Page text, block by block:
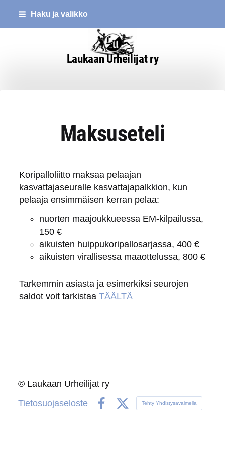
Siirry
Haku ja valikko
Laukaan Urheilijat ry
Maksuseteli
Koripalloliitto maksaa pelaajan
kasvattajaseuralle kasvattajapalkkion, kun
pelaaja ensimmäisen kerran pelaa:
nuorten maajoukkueessa EM-kilpailussa,
150 €
aikuisten huippukoripallosarjassa, 400 €
aikuisten virallisessa maaottelussa, 800 €
Tarkemmin asiasta ja esimerkiksi seurojen
saldot voit tarkistaa TÄÄLTÄ
© Laukaan Urheilijat ry
Tietosuojaseloste
Tehty Yhdistysavaimella